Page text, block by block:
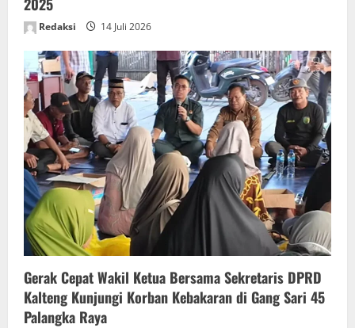
2025
Redaksi 14 Juli 2026
Gerak Cepat Wakil Ketua Bersama Sekretaris DPRD
Kalteng Kunjungi Korban Kebakaran di Gang Sari 45
Palangka Raya